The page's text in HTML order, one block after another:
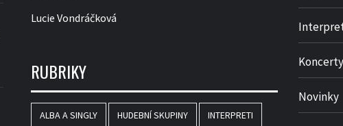
Lucie Vondráčková
RUBRIKY
ALBA A SINGLY HUDEBNÍ SKUPINY INTERPRETI
Koncerty
Novinky